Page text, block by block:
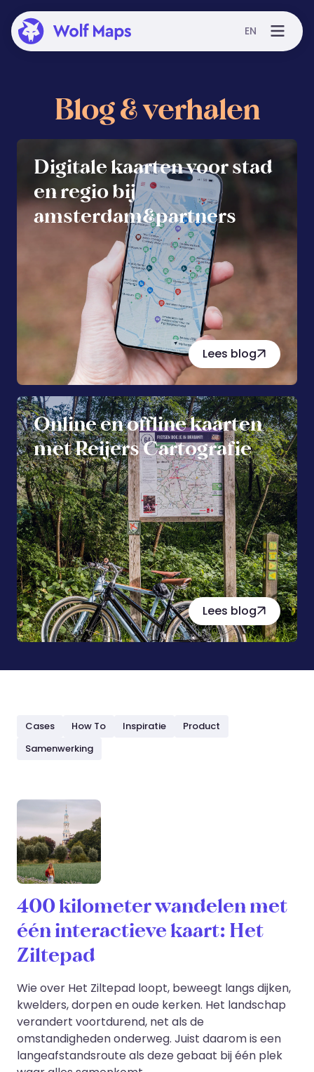
EN
Blog & verhalen
Digitale kaarten voor stad
en regio bij
amsterdam&partners
Lees blog
Online en offline kaarten
met Reijers Cartografie
Lees blog
Cases How To Inspiratie
Product
Samenwerking
400 kilometer wandelen met
één interactieve kaart: Het
Ziltepad
Wie over Het Ziltepad loopt, beweegt langs dijken,
kwelders, dorpen en oude kerken. Het landschap
verandert voortdurend, net als de
omstandigheden onderweg. Juist daarom is een
langeafstandsroute als deze gebaat bij één plek